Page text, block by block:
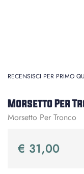
RECENSISCI PER PRIMO
Morsetto Per
Morsetto Per Tronco
€ 31,00